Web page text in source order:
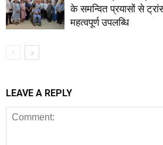
के समन्वित प्रयासों से
महत्वपूर्ण उपलब्धि
LEAVE A REPLY